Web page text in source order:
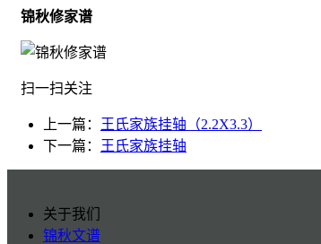
锦秋修家谱
扫一扫关注
上一篇：
王氏家族挂轴（2.2X3.3）
下一篇：
王氏家族挂轴
关于我们
锦秋文谱